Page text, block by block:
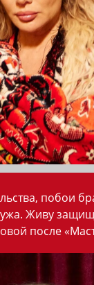
побои
Живу
после